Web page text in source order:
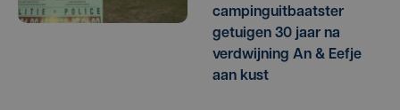
campinguitbaatster
getuigen 30 jaar na
verdwijning An & Eefje
aan kust